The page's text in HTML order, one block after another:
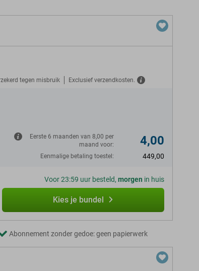
tegen misbruik Exclusief verzendkosten.
Eerste 6 maanden van 8,00 per
maand voor:
4,00
Eenmalige betaling toestel: 449,00
Voor 23:59 uur besteld, morgen in huis
Kies je bundel
Abonnement zonder gedoe: geen papierwerk